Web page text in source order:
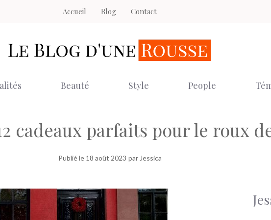
Accueil Blog Contact
Beauté Style People
cadeaux parfaits pour le roux
Publié le 18 août 2023 par Jessica